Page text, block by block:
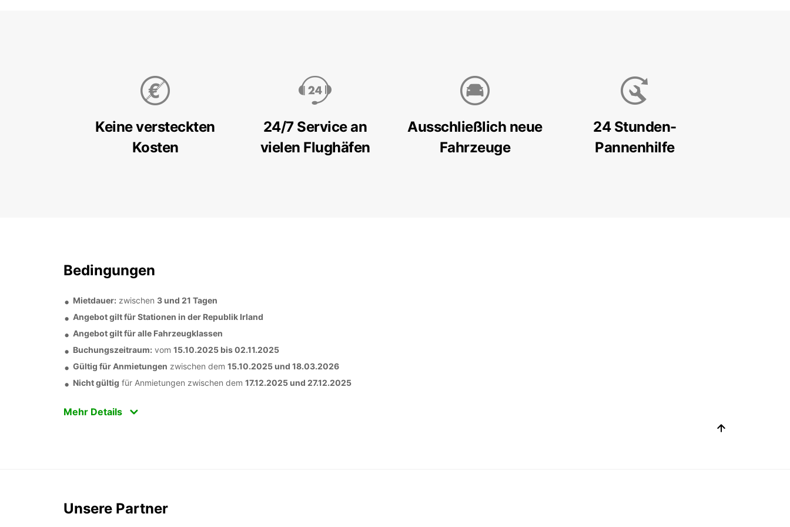
Keine versteckten
Kosten
24/7 Service an
vielen Flughäfen
Ausschließlich neue
Fahrzeuge
24 Stunden-
Pannenhilfe
Bedingungen
Mietdauer: zwischen 3 und 21 Tagen
Angebot gilt für Stationen in der Republik Irland
Angebot gilt für alle Fahrzeugklassen
Buchungszeitraum: vom 15.10.2025 bis 02.11.2025
Gültig für Anmietungen zwischen dem 15.10.2025 und 18.03.2026
Nicht gültig für Anmietungen zwischen dem 17.12.2025 und 27.12.2025
Mehr Details
Unsere Partner